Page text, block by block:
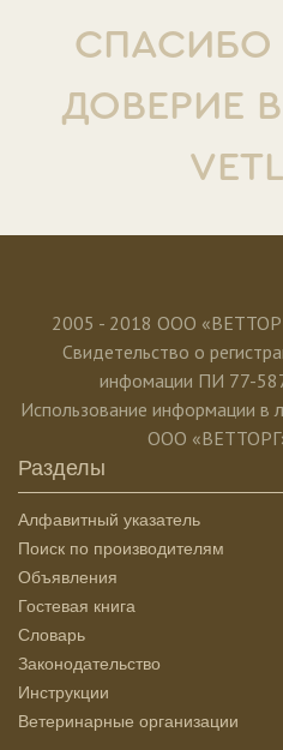
СПАСИБО
ДОВЕРИЕ
2005 - 2018 ООО
Свидетельство о
инфомации ПИ 77-
Использование информации в
ООО
Разделы
Алфавитный указатель
Поиск по производителям
Объявления
Гостевая книга
Словарь
Законодательство
Инструкции
Ветеринарные организации